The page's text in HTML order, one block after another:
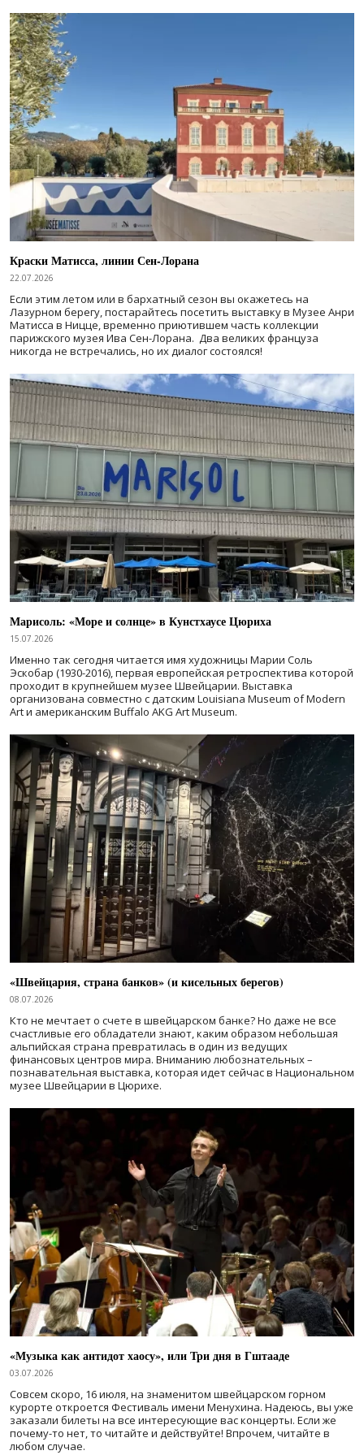
Краски Матисса, линии Сен-Лорана
22.07.2026
Если этим летом или в бархатный сезон вы окажетесь на
Лазурном берегу, постарайтесь посетить выставку в Музее Анри
Матисса в Ницце, временно приютившем часть коллекции
парижского музея Ива Сен-Лорана. Два великих француза
никогда не встречались, но их диалог состоялся!
Марисоль: «Море и солнце» в Кунстхаусе Цюриха
15.07.2026
Именно так сегодня читается имя художницы Марии Соль
Эскобар (1930-2016), первая европейская ретроспектива которой
проходит в крупнейшем музее Швейцарии. Выставка
организована совместно с датским Louisiana Museum of Modern
Art и американским Buffalo AKG Art Museum.
«Швейцария, страна банков» (и кисельных берегов)
08.07.2026
Кто не мечтает о счете в швейцарском банке? Но даже не все
счастливые его обладатели знают, каким образом небольшая
альпийская страна превратилась в один из ведущих
финансовых центров мира. Вниманию любознательных –
познавательная выставка, которая идет сейчас в Национальном
музее Швейцарии в Цюрихе.
«Музыка как антидот хаосу», или Три дня в Гштааде
03.07.2026
Совсем скоро, 16 июля, на знаменитом швейцарском горном
курорте откроется Фестиваль имени Менухина. Надеюсь, вы уже
заказали билеты на все интересующие вас концерты. Если же
почему-то нет, то читайте и действуйте! Впрочем, читайте в
любом случае.